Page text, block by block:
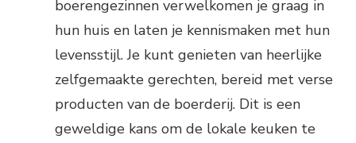
boerengezinnen verwelkomen je graag in
hun huis en laten je kennismaken met hun
levensstijl. Je kunt genieten van heerlijke
zelfgemaakte gerechten, bereid met verse
producten van de boerderij. Dit is een
geweldige kans om de lokale keuken te